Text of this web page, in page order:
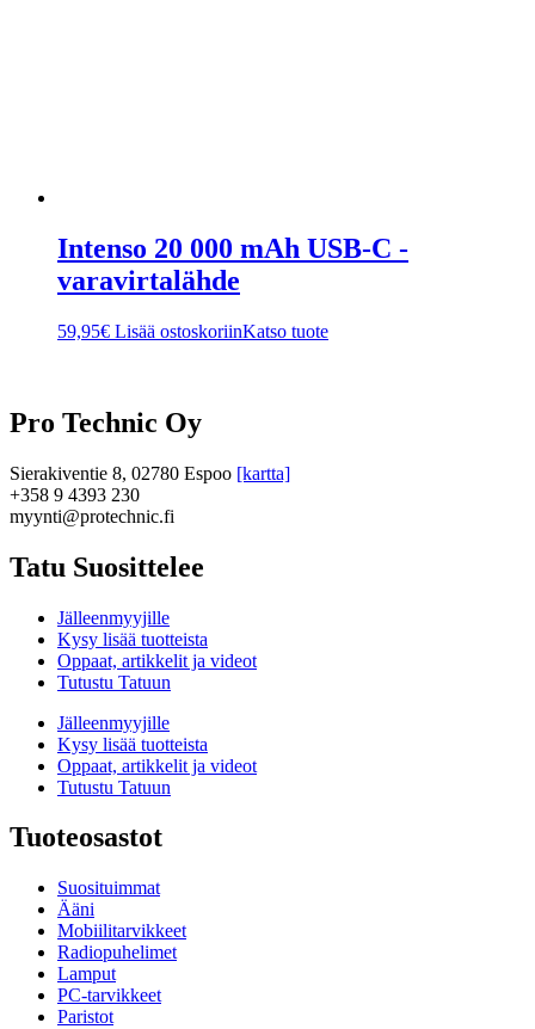
Intenso 20 000 mAh USB-C -
varavirtalähde
59,95€ Lisää ostoskoriinKatso tuote
Pro Technic Oy
Sierakiventie 8, 02780 Espoo [kartta]
+358 9 4393 230
myynti@protechnic.fi
Tatu Suosittelee
Jälleenmyyjille
Kysy lisää tuotteista
Oppaat, artikkelit ja videot
Tutustu Tatuun
Jälleenmyyjille
Kysy lisää tuotteista
Oppaat, artikkelit ja videot
Tutustu Tatuun
Tuoteosastot
Suosituimmat
Ääni
Mobiilitarvikkeet
Radiopuhelimet
Lamput
PC-tarvikkeet
Paristot